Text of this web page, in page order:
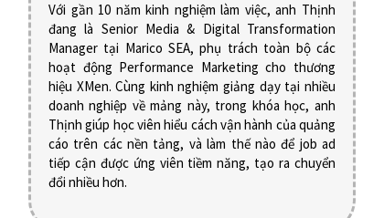
Với gần 10 năm kinh nghiệm làm việc, anh Thịnh
đang là Senior Media & Digital Transformation
Manager tại Marico SEA, phụ trách toàn bộ các
hoạt động Performance Marketing cho thương
hiệu XMen. Cùng kinh nghiệm giảng dạy tại nhiều
doanh nghiệp về mảng này, trong khóa học, anh
Thịnh giúp học viên hiểu cách vận hành của quảng
cáo trên các nền tảng, và làm thế nào để job ad
tiếp cận được ứng viên tiềm năng, tạo ra chuyển
đổi nhiều hơn.